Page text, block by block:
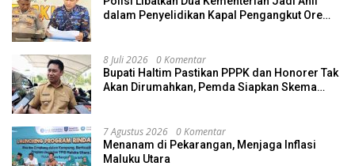
dalam Penyelidikan Kapal Pengangkut Ore
8 Juli 2026 0 Komentar
Bupati Haltim Pastikan PPPK dan Honorer Tak
Akan Dirumahkan, Pemda Siapkan Skema
7 Agustus 2026 0 Komentar
Menanam di Pekarangan, Menjaga Inflasi
Maluku Utara